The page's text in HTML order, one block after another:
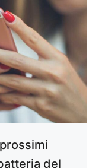
del